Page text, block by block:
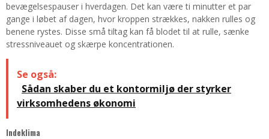
bevægelsespauser i hverdagen. Det kan være ti minutter et par
gange i løbet af dagen, hvor kroppen strækkes, nakken rulles og
benene rystes. Disse små tiltag kan få blodet til at rulle, sænke
stressniveauet og skærpe koncentrationen.
Se også:
Sådan skaber du et kontormiljø der styrker
virksomhedens økonomi
Indeklima